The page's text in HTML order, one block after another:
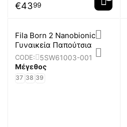
€4399
Fila Born 2 Nanobionic
Γυναικεία Παπούτσια
CODE:
5SW61003-001
Μέγεθος
37 38 39